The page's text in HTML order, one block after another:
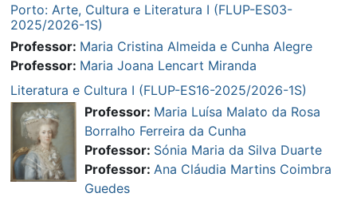
Porto: Arte, Cultura e Literatura I (FLUP-ES03-
2025/2026-1S)
Professor: Maria Cristina Almeida e Cunha Alegre
Professor: Maria Joana Lencart Miranda
Literatura e Cultura I (FLUP-ES16-2025/2026-1S)
Professor: Maria Luísa Malato da Rosa
Borralho Ferreira da Cunha
Professor: Sónia Maria da Silva Duarte
Professor: Ana Cláudia Martins Coimbra
Guedes